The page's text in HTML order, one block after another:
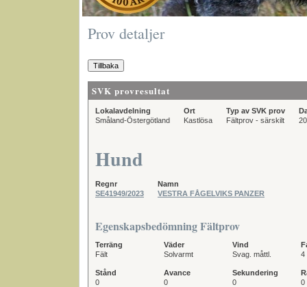
Prov detaljer
SVK provresultat
Lokalavdelning
Småland-Östergötland
Ort
Kastlösa
Typ av SVK prov
Fältprov - särskilt
Hund
Regnr
SE41949/2023
Namn
VESTRA FÅGELVIKS PANZER
Egenskapsbedömning Fältprov
Terräng
Fält
Väder
Solvarmt
Vind
Svag. måttl.
4
Stånd
0
Avance
0
Sekundering
0
0